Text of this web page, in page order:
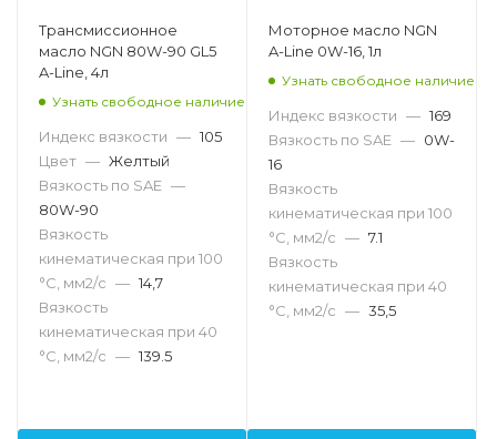
Трансмиссионное
масло NGN 80W-90 GL5
A-Line, 4л
Узнать свободное наличие
Индекс вязкости — 105
Цвет — Желтый
Вязкость по SAE —
80W-90
Вязкость
кинематическая при 100
°С, мм2/с — 14,7
Вязкость
кинематическая при 40
°С, мм2/с — 139.5
Моторное масло NGN
A-Line 0W-16, 1л
Узнать свободное наличие
Индекс вязкости — 169
Вязкость по SAE — 0W-
16
Вязкость
кинематическая при 100
°С, мм2/с — 7.1
Вязкость
кинематическая при 40
°С, мм2/с — 35,5